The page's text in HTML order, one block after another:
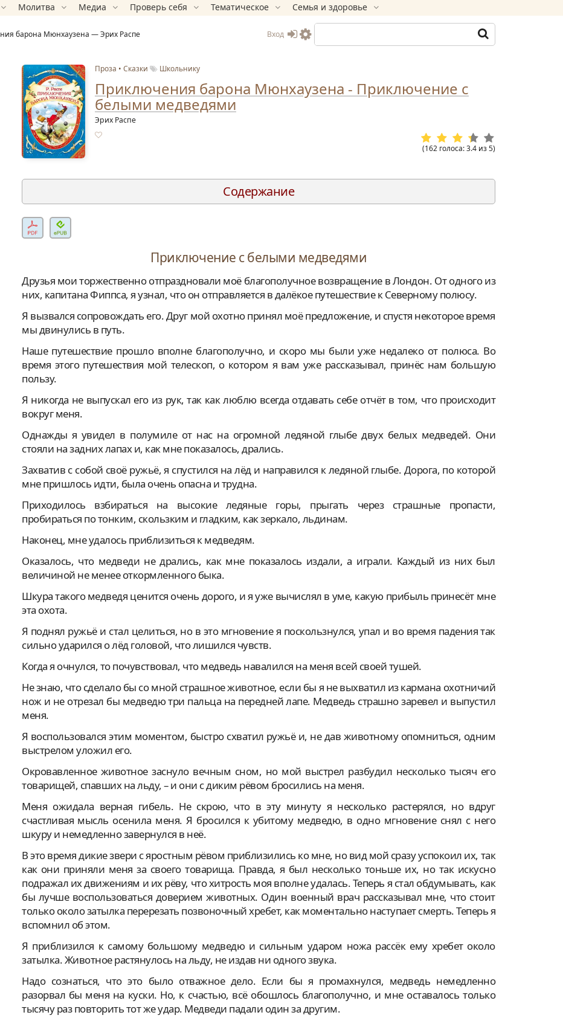
Молитва Медиа Проверь себя Тематическое Семья и здоровье
барона Мюнхаузена — Эрих Распе Вход
Проза Сказки Школьнику
Приключения барона Мюнхаузена - Приключение с
белыми медведями
Эрих Распе
(162 голоса:3.4 из5)
Содержание
Предисловие
Охотничьи приключения барона Мюнхаузена
Любимые собаки и лошади барона Мюнхаузена
Приключения барона Мюнхаузена в плену у турок и возвращение на родину
Приключения на море во время первого путешествия
Пребывание барона на острове Цейлон
Приключения на море по дороге в Америку
Приключение с бароном в Средиземном море
Приключение с воздушным шаром
Вторая поездка барона в Константинополь
Пари с султаном и бегство из Константинополя
Приключение с пушкой
Осада Гибралтара
Приключение с белыми медведями
Приключение с собакой
Второе путешествие на Луну
Путешествие под землю
Приключение с белыми медведями
Друзья мои торжественно отпраздновали моё благополучное возвращение в Лондон. От одного из
них, капитана Фиппса, я узнал, что он отправляется в далёкое путешествие к Северному полюсу.
Я вызвался сопровождать его. Друг мой охотно принял моё предложение, и спустя некоторое время
мы двинулись в путь.
Наше путешествие прошло вполне благополучно, и скоро мы были уже недалеко от полюса. Во
время этого путешествия мой телескоп, о котором я вам уже рассказывал, принёс нам большую
пользу.
Я никогда не выпускал его из рук, так как люблю всегда отдавать себе отчёт в том, что происходит
вокруг меня.
Однажды я увидел в полумиле от нас на огромной ледяной глыбе двух белых медведей. Они
стояли на задних лапах и, как мне показалось, дрались.
Захватив с собой своё ружьё, я спустился на лёд и направился к ледяной глыбе. Дорога, по которой
мне пришлось идти, была очень опасна и трудна.
Приходилось взбираться на высокие ледяные горы, прыгать через страшные пропасти,
пробираться по тонким, скользким и гладким, как зеркало, льдинам.
Наконец, мне удалось приблизиться к медведям.
Оказалось, что медведи не дрались, как мне показалось издали, а играли. Каждый из них был
величиной не менее откормленного быка.
Шкура такого медведя ценится очень дорого, и я уже вычислял в уме, какую прибыль принесёт мне
эта охота.
Я поднял ружьё и стал целиться, но в это мгновение я поскользнулся, упал и во время падения так
сильно ударился о лёд головой, что лишился чувств.
Когда я очнулся, то почувствовал, что медведь навалился на меня всей своей тушей.
Не знаю, что сделало бы со мной страшное животное, если бы я не выхватил из кармана охотничий
нож и не отрезал бы медведю три пальца на передней лапе. Медведь страшно заревел и выпустил
меня.
Я воспользовался этим моментом, быстро схватил ружьё и, не дав животному опомниться, одним
выстрелом уложил его.
Окровавленное животное заснуло вечным сном, но мой выстрел разбудил несколько тысяч его
товарищей, спавших на льду, – и они с диким рёвом бросились на меня.
Меня ожидала верная гибель. Не скрою, что в эту минуту я несколько растерялся, но вдруг
счастливая мысль осенила меня. Я бросился к убитому медведю, в одно мгновение снял с него
шкуру и немедленно завернулся в неё.
В это время дикие звери с яростным рёвом приблизились ко мне, но вид мой сразу успокоил их, так
как они приняли меня за своего товарища. Правда, я был несколько тоньше их, но так искусно
подражал их движениям и их рёву, что хитрость моя вполне удалась. Теперь я стал обдумывать, как
бы лучше воспользоваться доверием животных. Один военный врач рассказывал мне, что стоит
только около затылка перерезать позвоночный хребет, как моментально наступает смерть. Теперь я
вспомнил об этом.
Я приблизился к самому большому медведю и сильным ударом ножа рассёк ему хребет около
затылка. Животное растянулось на льду, не издав ни одного звука.
Надо сознаться, что это было отважное дело. Если бы я промахнулся, медведь немедленно
разорвал бы меня на куски. Но, к счастью, всё обошлось благополучно, и мне оставалось только
тысячу раз повторить тот же удар. Медведи падали один за другим.